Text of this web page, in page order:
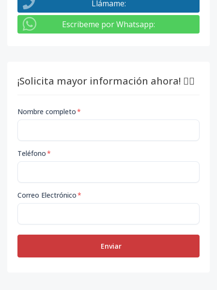
Llámame:
Escribeme por Whatsapp:
¡Solicita mayor información ahora! 👇🏽
Nombre completo*
Teléfono*
Correo Electrónico*
Enviar